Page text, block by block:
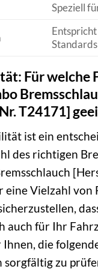
Speziell
Standards
Für welche
T24171]
ist ein
des richtigen
eine Vielzahl von
auch für Ihr
die
zu